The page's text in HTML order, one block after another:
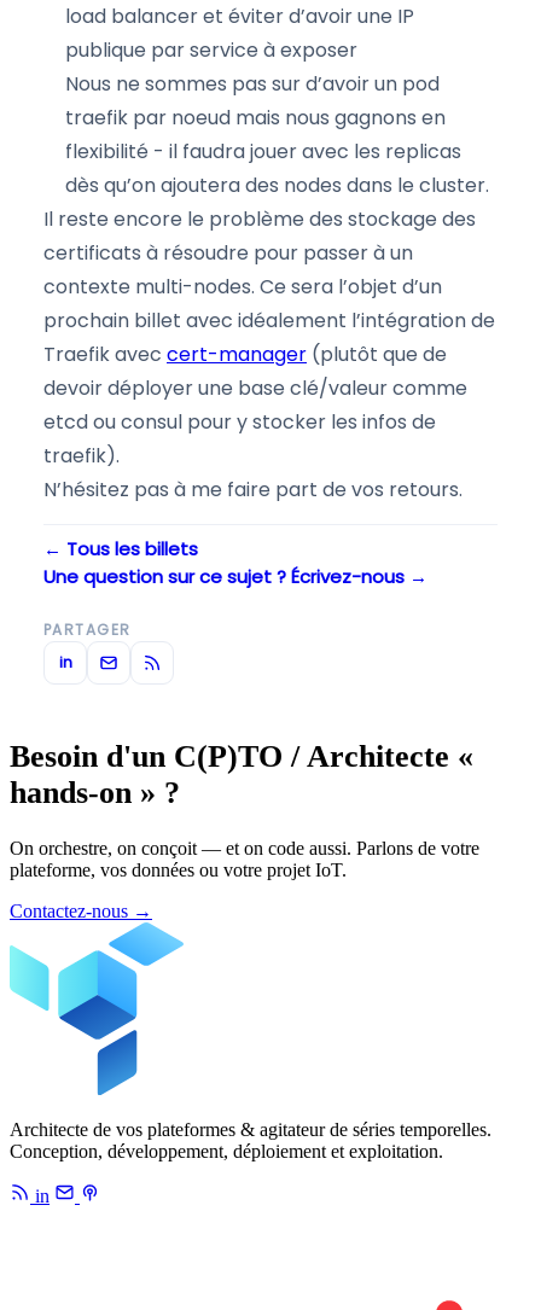
load balancer et éviter d’avoir une IP
publique par service à exposer
Nous ne sommes pas sur d’avoir un pod
traefik par noeud mais nous gagnons en
flexibilité - il faudra jouer avec les replicas
dès qu’on ajoutera des nodes dans le cluster.
Il reste encore le problème des stockage des
certificats à résoudre pour passer à un
contexte multi-nodes. Ce sera l’objet d’un
prochain billet avec idéalement l’intégration de
Traefik avec cert-manager (plutôt que de
devoir déployer une base clé/valeur comme
etcd ou consul pour y stocker les infos de
traefik).
N’hésitez pas à me faire part de vos retours.
← Tous les billets
Une question sur ce sujet ? Écrivez-nous →
PARTAGER
in
Besoin d'un C(P)TO / Architecte «
hands-on » ?
On orchestre, on conçoit — et on code aussi. Parlons de votre
plateforme, vos données ou votre projet IoT.
Contactez-nous →
Architecte de vos plateformes & agitateur de séries temporelles.
Conception, développement, déploiement et exploitation.
in